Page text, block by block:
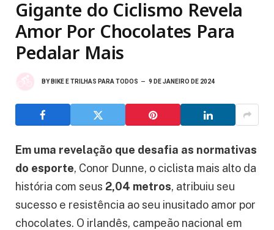
Gigante do Ciclismo Revela
Amor Por Chocolates Para
Pedalar Mais
BY BIKE E TRILHAS PARA TODOS 9 DE JANEIRO DE 2024
Em uma revelação que desafia as normativas
do esporte, Conor Dunne, o ciclista mais alto da
história com seus 2,04 metros, atribuiu seu
sucesso e resistência ao seu inusitado amor por
chocolates. O irlandês, campeão nacional em